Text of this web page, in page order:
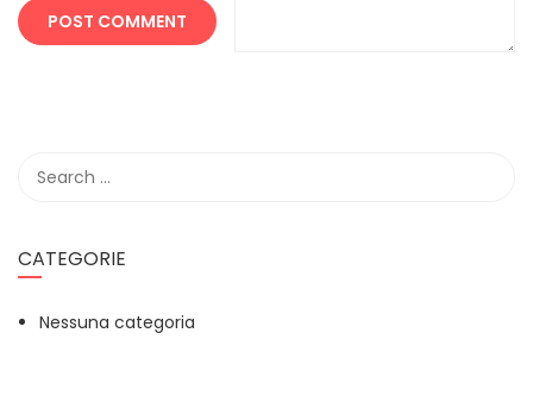
CATEGORIE
Nessuna categoria